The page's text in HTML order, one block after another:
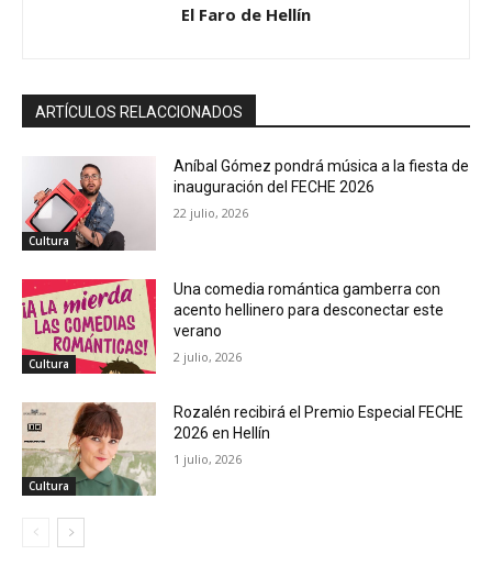
El Faro de Hellín
ARTÍCULOS RELACCIONADOS
Cultura
Aníbal Gómez pondrá música a la fiesta de
inauguración del FECHE 2026
22 julio, 2026
Cultura
Una comedia romántica gamberra con
acento hellinero para desconectar este
verano
2 julio, 2026
Cultura
Rozalén recibirá el Premio Especial FECHE
2026 en Hellín
1 julio, 2026